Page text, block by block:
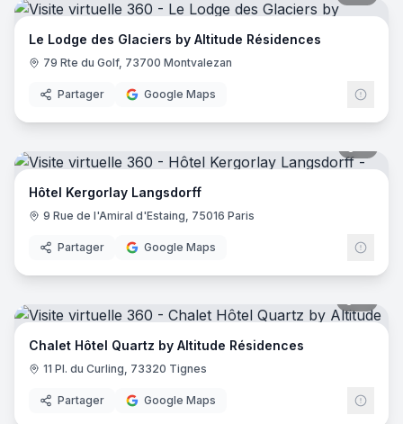
Le Lodge des Glaciers by Altitude Résidences
79 Rte du Golf, 73700 Montvalezan
Partager Google Maps
Hôtel Kergorlay Langsdorff
9 Rue de l'Amiral d'Estaing, 75016 Paris
Partager Google Maps
Chalet Hôtel Quartz by Altitude Résidences
11 Pl. du Curling, 73320 Tignes
Partager Google Maps